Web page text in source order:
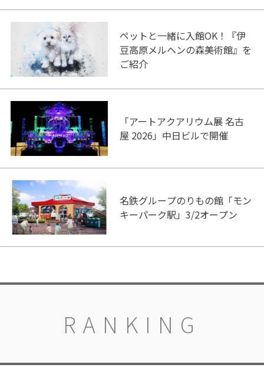
ペットと一緒に入館OK！『伊
豆高原メルヘンの森美術館』を
ご紹介
「アートアクアリウム展 名古
屋 2026」中日ビルで開催
名鉄グループのりもの館「モン
キーパーク駅」3/2オープン
RANKING